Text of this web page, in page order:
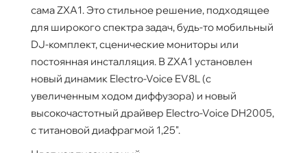
сама ZXA1. Это стильное решение, подходящее
для широкого спектра задач, будь-то мобильный
DJ-комплект, сценические мониторы или
постоянная инсталляция. В ZXA1 установлен
новый динамик Electro-Voice EV8L (с
увеличенным ходом диффузора) и новый
высокочастотный драйвер Electro-Voice DH2005,
c титановой диафрагмой 1,25".